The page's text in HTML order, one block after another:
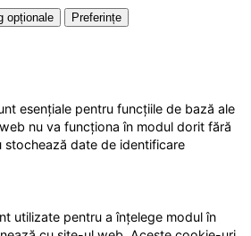
opționale
Preferințe
esențiale pentru funcțiile de bază ale
nu va funcționa în modul dorit fără
date de identificare
utilizate pentru a înțelege modul în